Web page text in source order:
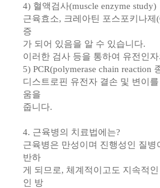
4) 혈액검사(muscle enzyme study)
근육효소, 크레아틴 포스포키나제
증
가 되어 있음을 알 수 있습니다.
이러한 검사 등을 통하여 유전인
5) PCR(polymerase chain reaction
디스트로핀 유전자 결손 및 변이
움을
줍니다.
4. 근육병의 치료법에는?
근육병은 만성이며 진행성인 질
반하
게 되므로, 체계적이고도 지속적
인 방